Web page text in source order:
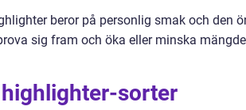
beror på personlig smak och den
sig fram och öka eller minska
sorter